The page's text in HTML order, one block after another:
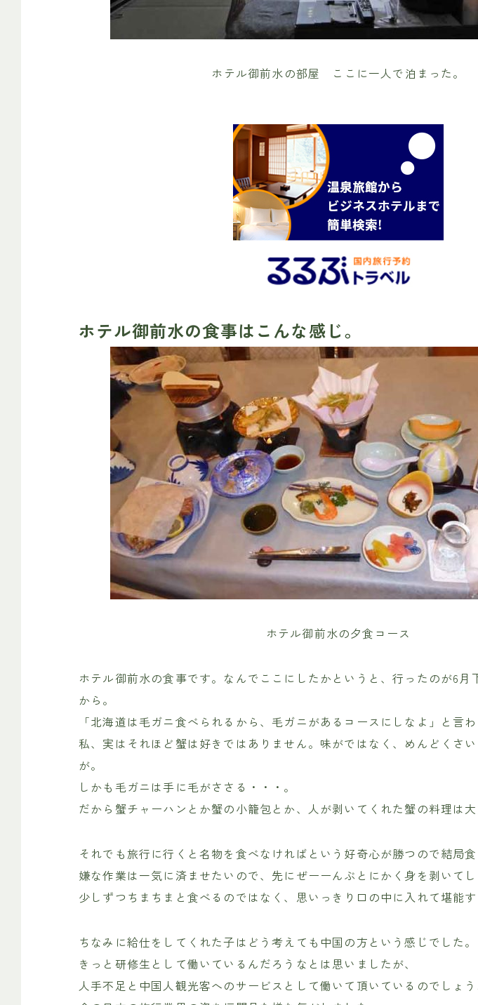
ホテル御前水の部屋 ここに一人で泊まった。
ホテル御前水の食事はこんな感じ。
ホテル御前水の夕食コース
ホテル御前水の食事です。なんでここにしたかというと、行ったのが6月
から。
「北海道は毛ガニ食べられるから、毛ガニがあるコースにしなよ」と言わ
私、実はそれほど蟹は好きではありません。味がではなく、めんどくさ
が。
しかも毛ガニは手に毛がささる・・・。
だから蟹チャーハンとか蟹の小籠包とか、人が剥いてくれた蟹の料理は大
それでも旅行に行くと名物を食べなければという好奇心が勝つので結局食
嫌な作業は一気に済ませたいので、先にぜーーんぶとにかく身を剥いてし
少しずつちまちまと食べるのではなく、思いっきり口の中に入れて堪能す
ちなみに給仕をしてくれた子はどう考えても中国の方という感じでした。
きっと研修生として働いているんだろうなとは思いましたが、
人手不足と中国人観光客へのサービスとして働いて頂いているのでしょう